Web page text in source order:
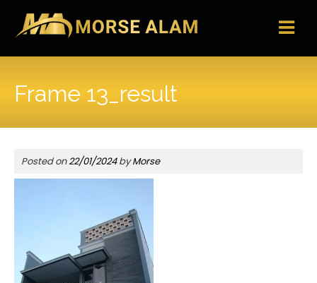
content
Frame 13_result
Posted on22/01/2024byMorse